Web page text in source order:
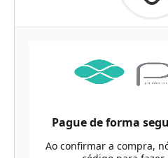
Pague de forma
Ao confirmar a compra,